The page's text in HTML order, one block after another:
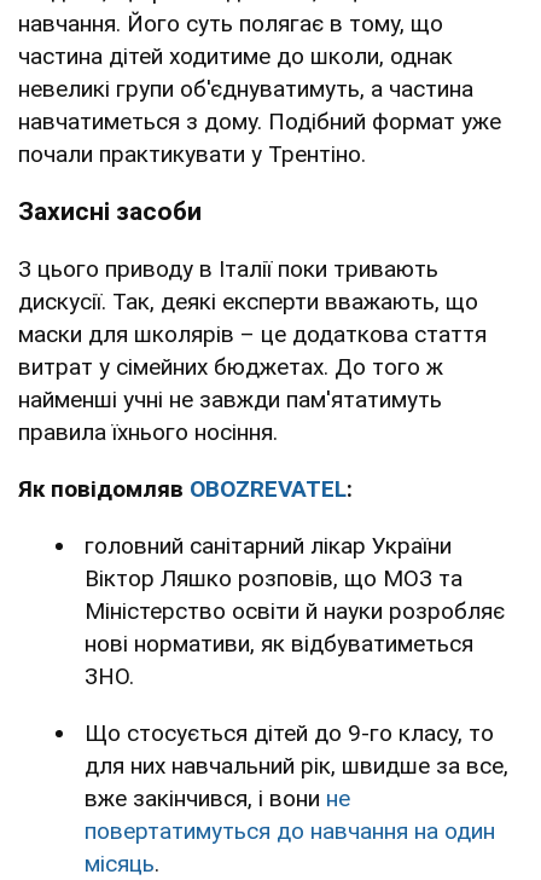
навчання. Його суть полягає в тому, що
частина дітей ходитиме до школи, однак
невеликі групи об'єднуватимуть, а частина
навчатиметься з дому. Подібний формат уже
почали практикувати у Трентіно.
Захисні засоби
З цього приводу в Італії поки тривають
дискусії. Так, деякі експерти вважають, що
маски для школярів – це додаткова стаття
витрат у сімейних бюджетах. До того ж
найменші учні не завжди пам'ятатимуть
правила їхнього носіння.
Як повідомляв OBOZREVATEL:
головний санітарний лікар України
Віктор Ляшко розповів, що МОЗ та
Міністерство освіти й науки розробляє
нові нормативи, як відбуватиметься
ЗНО.
Що стосується дітей до 9-го класу, то
для них навчальний рік, швидше за все,
вже закінчився, і вони не
повертатимуться до навчання на один
місяць.